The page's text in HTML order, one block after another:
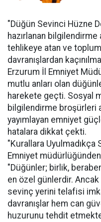
"Düğün Sevinci Hüzne
hazırlanan
tehlikeye atan ve
davranışlardan
Erzurum İl Emniyet
mutlu anları olan
harekete geçti. Sosyal
bilgilendirme broşürleri
yayımlayan emniyet
hatalara dikkat çekti.
"Kurallara
Emniyet müdürlüğünden
"Düğünler; birlik,
en özel günlerdir. Ancak
sevinç yerini telafisi
davranışlar hem can
huzurunu tehdit